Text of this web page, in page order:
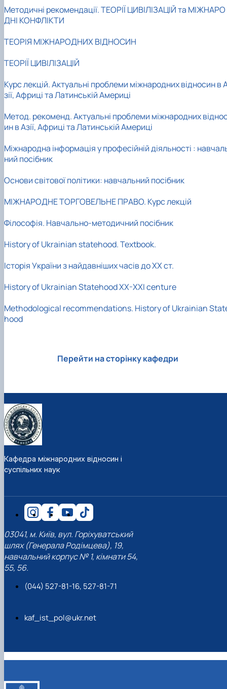
Методичні рекомендації. ТЕОРІЇ ЦИВІЛІЗАЦІЙ та МІЖНАРО
ДНІ КОНФЛІКТИ
ТЕОРІЯ МІЖНАРОДНИХ ВІДНОСИН
ТЕОРІЇ ЦИВІЛІЗАЦІЙ
Курс лекцій. Актуальні проблеми міжнародних відносин в
зії, Африці та Латинській Америці
Метод. рекоменд. Актуальні проблеми міжнародних
ин в Азії, Африці та Латинській Америці
Міжнародна інформація у професійній діяльності :
ний посібник
Основи світової політики: навчальний посібник
МІЖНАРОДНЕ ТОРГОВЕЛЬНЕ ПРАВО. Курс лекцій
Філософія. Навчально-методичний посібник
History of Ukrainian statehood. Textbook.
Історія України з найдавніших часів до ХХ ст.
History of Ukrainian Statehood XX-XXI centure
Methodological recommendations. History of Ukrainian
hood
Перейти на сторінку кафедри
Кафедра міжнародних відносин і
суспільних наук
03041, м. Київ, вул. Горіхуватський
шлях (Генерала Родімцева), 19,
навчальний корпус № 1, кімнати 54,
55, 56.
(044) 527-81-16, 527-81-71
kaf_ist_pol@ukr.net